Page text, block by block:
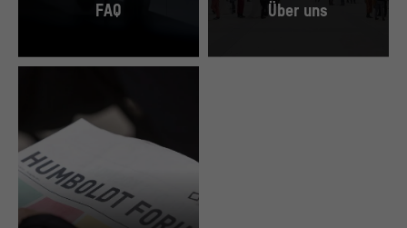
„[Small Talks] Sprachwissenschaft meets Poetry Slam“ mit Bas Böttcher, 2018.
FAQ Über uns